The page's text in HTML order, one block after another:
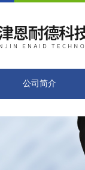
公司简介